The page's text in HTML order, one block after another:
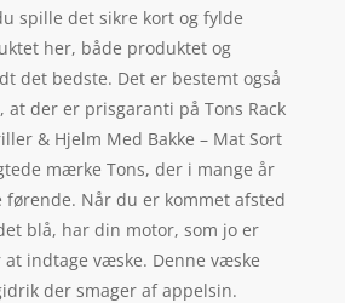
spille det sikre kort og fylde
her, både produktet og
det bedste. Det er bestemt også
der er prisgaranti på Tons Rack
& Hjelm Med Bakke – Mat Sort
mærke Tons, der i mange år
Når du er kommet afsted
blå, har din motor, som jo er
indtage væske. Denne væske
der smager af appelsin.